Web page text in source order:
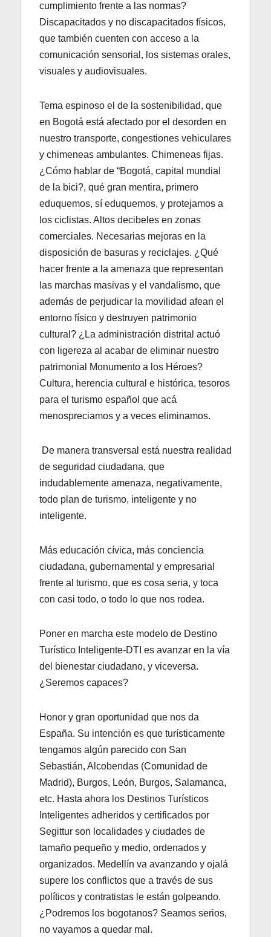
cumplimiento frente a las normas?
Discapacitados y no discapacitados físicos,
que también cuenten con acceso a la
comunicación sensorial, los sistemas orales,
visuales y audiovisuales.
Tema espinoso el de la sostenibilidad, que
en Bogotá está afectado por el desorden en
nuestro transporte, congestiones vehiculares
y chimeneas ambulantes. Chimeneas fijas.
¿Cómo hablar de “Bogotá, capital mundial
de la bici?, qué gran mentira, primero
eduquemos, sí eduquemos, y protejamos a
los ciclistas. Altos decibeles en zonas
comerciales. Necesarias mejoras en la
disposición de basuras y reciclajes. ¿Qué
hacer frente a la amenaza que representan
las marchas masivas y el vandalismo, que
además de perjudicar la movilidad afean el
entorno físico y destruyen patrimonio
cultural? ¿La administración distrital actuó
con ligereza al acabar de eliminar nuestro
patrimonial Monumento a los Héroes?
Cultura, herencia cultural e histórica, tesoros
para el turismo español que acá
menospreciamos y a veces eliminamos.
De manera transversal está nuestra realidad
de seguridad ciudadana, que
indudablemente amenaza, negativamente,
todo plan de turismo, inteligente y no
inteligente.
Más educación cívica, más conciencia
ciudadana, gubernamental y empresarial
frente al turismo, que es cosa seria, y toca
con casi todo, o todo lo que nos rodea.
Poner en marcha este modelo de Destino
Turístico Inteligente-DTI es avanzar en la vía
del bienestar ciudadano, y viceversa.
¿Seremos capaces?
Honor y gran oportunidad que nos da
España. Su intención es que turísticamente
tengamos algún parecido con San
Sebastián, Alcobendas (Comunidad de
Madrid), Burgos, León, Burgos, Salamanca,
etc. Hasta ahora los Destinos Turísticos
Inteligentes adheridos y certificados por
Segittur son localidades y ciudades de
tamaño pequeño y medio, ordenados y
organizados. Medellín va avanzando y ojalá
supere los conflictos que a través de sus
políticos y contratistas le están golpeando.
¿Podremos los bogotanos? Seamos serios,
no vayamos a quedar mal.